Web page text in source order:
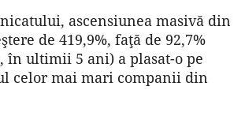
ascensiunea masivă din
de 419,9%, faţă de 92,7%
în ultimii 5 ani) a plasat-o pe
celor mai mari companii din